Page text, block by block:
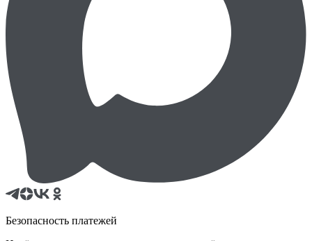
Безопасность платежей